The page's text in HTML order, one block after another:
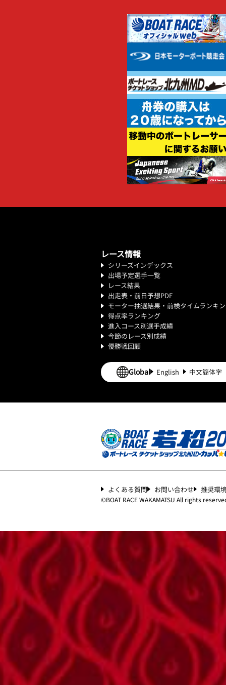
レース情報
シリーズインデックス
出場予定選手一覧
レース結果
出走表・前日予想PDF
モーター抽選結果・前検タイムランキ
得点率ランキング
進入コース別選手成績
今節のレース別成績
優勝戦回顧
Global English 中文簡体字
よくある質問 お問い合わせ 推奨環
©︎BOAT RACE WAKAMATSU All rights